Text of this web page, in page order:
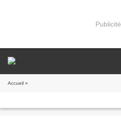
Publicité
Accueil »